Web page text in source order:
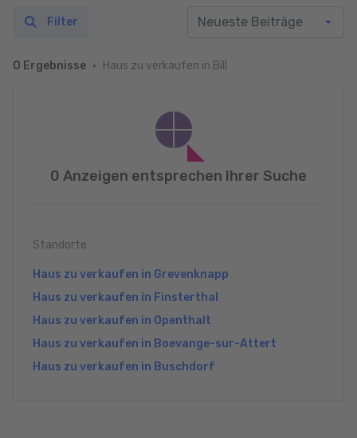
0 Ergebnisse Haus zu verkaufen in Bill
Filter
0 Anzeigen entsprechen Ihrer Suche
Standorte
Haus zu verkaufen in Grevenknapp
Haus zu verkaufen in Finsterthal
Haus zu verkaufen in Openthalt
Haus zu verkaufen in Boevange-sur-Attert
Haus zu verkaufen in Buschdorf